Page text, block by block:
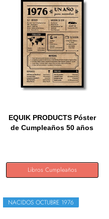
EQUIK PRODUCTS Póster
de Cumpleaños 50 años
Libros Cumpleaños
NACIDOS OCTUBRE 1976